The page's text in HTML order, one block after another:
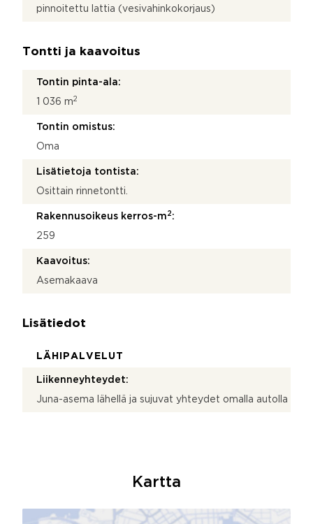
pinnoitettu lattia (vesivahinkokorjaus)
Tontti ja kaavoitus
Tontin pinta-ala:
1 036 m2
Tontin omistus:
Oma
Lisätietoja tontista:
Osittain rinnetontti.
Rakennusoikeus kerros-m 2 :
259
Kaavoitus:
Asemakaava
Lisätiedot
LÄHIPALVELUT
Liikenneyhteydet:
Juna-asema lähellä ja sujuvat yhteydet omalla autolla
Kartta